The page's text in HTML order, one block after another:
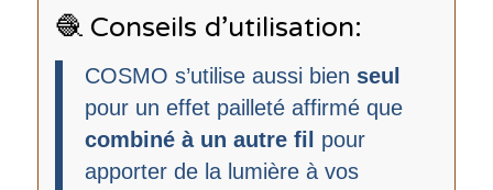
🧶 Conseils d’utilisation:
COSMO s’utilise aussi bien seul
pour un effet pailleté affirmé que
combiné à un autre fil
pour
apporter de la lumière à vos